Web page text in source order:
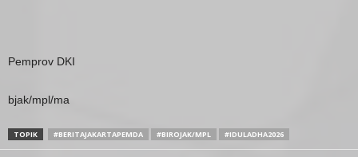
Pemprov DKI
bjak/mpl/ma
TOPIK #BERITAJAKARTAPEMDA #BIROJAK/MPL #IDULADHA2026